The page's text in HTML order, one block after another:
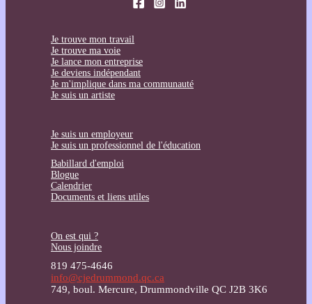
Je trouve mon travail
Je trouve ma voie
Je lance mon entreprise
Je deviens indépendant
Je m'implique dans ma communauté
Je suis un artiste
Je suis un employeur
Je suis un professionnel de l'éducation
Babillard d'emploi
Blogue
Calendrier
Documents et liens utiles
On est qui ?
Nous joindre
819 475-4646
info@cjedrummond.qc.ca
749, boul. Mercure, Drummondville QC J2B 3K6